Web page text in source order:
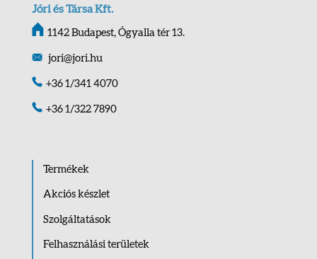
Jóri és Társa Kft.
1142 Budapest, Ógyalla tér 13.
jori@jori.hu
+36 1/341 4070
+36 1/322 7890
Termékek
Akciós készlet
Szolgáltatások
Felhasználási területek